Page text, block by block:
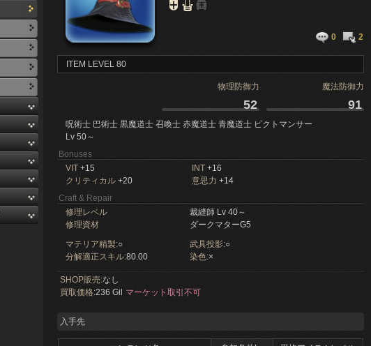
0 2
ITEM LEVEL 80
物理防御力 魔法防御力
52 91
呪術士 巴術士 黒魔道士 召喚士 赤魔道士 青魔道士 ピクトマンサー
Lv 50～
Bonuses
VIT +15 INT +16
クリティカル +20 意思力 +14
Craft & Repair
修理レベル
裁縫師 Lv 40～
修理資材
ダークマターG5
マテリア精製:○ 武具投影:○
分解適正スキル:80.00 染色:×
SHOP販売:なし
買取価格:236 Gil マーケット取引不可
入手先